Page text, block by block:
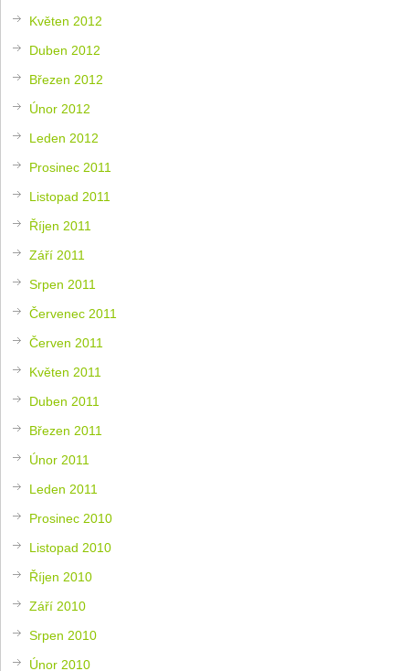
Květen 2012
Duben 2012
Březen 2012
Únor 2012
Leden 2012
Prosinec 2011
Listopad 2011
Říjen 2011
Září 2011
Srpen 2011
Červenec 2011
Červen 2011
Květen 2011
Duben 2011
Březen 2011
Únor 2011
Leden 2011
Prosinec 2010
Listopad 2010
Říjen 2010
Září 2010
Srpen 2010
Únor 2010